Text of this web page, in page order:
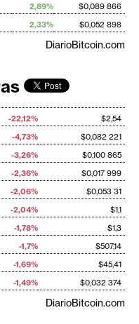
2,89%
$0,089 866
2,33% $0,052 898
DiarioBitcoin.com
-22,12%
$2,54
-4,73%
$0,082 221
-3,26%
$0,100 865
-2,36%
$0,017 999
-2,06%
$0,053 31
-2,04%
$1,1
-1,78%
$1,3
-1,7%
$507,14
-1,69%
$45,41
-1,49% $0,032 374
DiarioBitcoin.com